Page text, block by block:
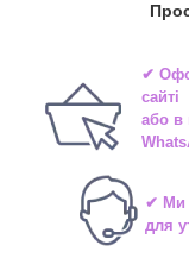
✔
сайті
або в
✔ Ми
для